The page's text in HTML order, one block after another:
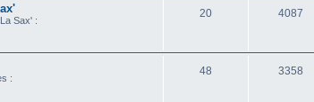
Sax' :
20 4087
:
48 3358